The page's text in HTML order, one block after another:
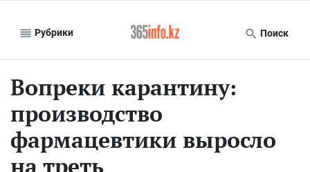
Рубрики Поиск
Вопреки карантину:
производство
фармацевтики выросло
на треть